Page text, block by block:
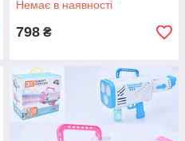
Немає в наявності
798 ₴